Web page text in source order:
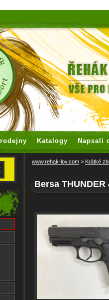
Katalogy Napsali
www.rehak-lov.com > Krátké
Bersa